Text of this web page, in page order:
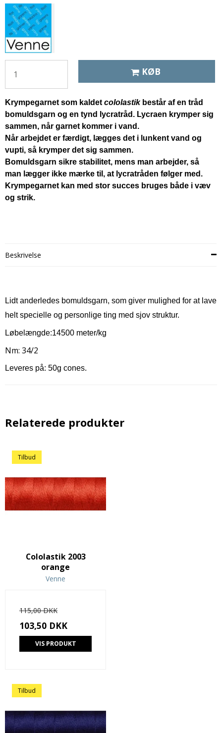
KØB
Krympegarnet som kaldet cololastikbestår af en tråd
bomuldsgarn og en tynd lycratråd. Lycraen krymper sig
sammen, når garnet kommer i vand.
Når arbejdet er færdigt, lægges det i lunkent vand og
vupti, så krymper det sig sammen.
Bomuldsgarn sikre stabilitet, mens man arbejder, så
man lægger ikke mærke til, at lycratråden følger med.
Krympegarnet kan med stor succes bruges både i væv
og strik.
Beskrivelse
Lidt anderledes bomuldsgarn, som giver mulighed for at lave
helt specielle og personlige ting med sjov struktur.
Løbelængde:14500 meter/kg
Nm: 34/2
Leveres på: 50g cones.
Relaterede produkter
Tilbud
Cololastik 2003
orange
Venne
115,00 DKK
103,50 DKK
VIS PRODUKT
Tilbud